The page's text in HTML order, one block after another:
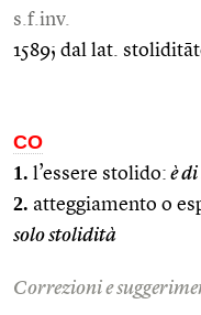
s.f.inv.
1589; dal lat.
CO
1. l’essere stolido: è
2. atteggiamento o
solo stolidità
Correzioni e